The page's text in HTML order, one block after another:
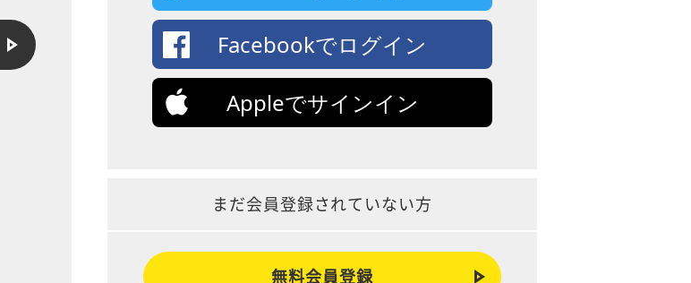
Facebookでログイン
Appleでサインイン
まだ会員登録されていない方
無料会員登録